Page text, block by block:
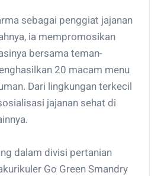
sebagai penggiat jajanan
ia mempromosikan
bersama teman-
20 macam menu
Dari lingkungan terkecil
jajanan sehat di
dalam divisi pertanian
Go Green Smandry